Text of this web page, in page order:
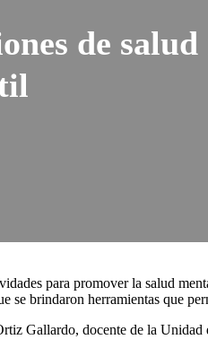
de
para promover la salud
brindaron herramientas que
Gallardo, docente de la